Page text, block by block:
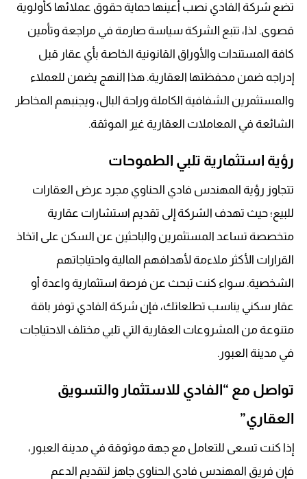
تضع شركة الفادي نصب أعينها حماية حقوق عملائها كأولوية
قصوى. لذا، تتبع الشركة سياسة صارمة في مراجعة وتأمين
كافة المستندات والأوراق القانونية الخاصة بأي عقار قبل
إدراجه ضمن محفظتها العقارية. هذا النهج يضمن للعملاء
والمستثمرين الشفافية الكاملة وراحة البال، ويجنبهم المخاطر
الشائعة في المعاملات العقارية غير الموثقة.
رؤية استثمارية تلبي الطموحات
تتجاوز رؤية المهندس فادي الحناوي مجرد عرض العقارات
للبيع؛ حيث تهدف الشركة إلى تقديم استشارات عقارية
متخصصة تساعد المستثمرين والباحثين عن السكن على اتخاذ
القرارات الأكثر ملاءمة لأهدافهم المالية واحتياجاتهم
الشخصية. سواء كنت تبحث عن فرصة استثمارية واعدة أو
عقار سكني يناسب تطلعاتك، فإن شركة الفادي توفر باقة
متنوعة من المشروعات العقارية التي تلبي مختلف الاحتياجات
في مدينة العبور .
تواصل مع “الفادي للاستثمار والتسويق
العقاري”
إذا كنت تسعى للتعامل مع جهة موثوقة في مدينة العبور،
فإن فريق المهندس فادي الحناوي جاهز لتقديم الدعم